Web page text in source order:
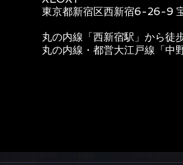
東京都新宿区西新宿6-26-9
丸の内線「西新宿駅」から徒
丸の内線・都営大江戸線「中